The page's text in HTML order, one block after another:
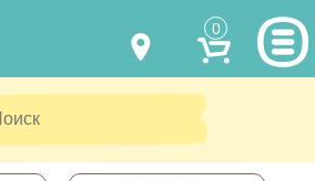
0
НАШИ РАБОТЫ